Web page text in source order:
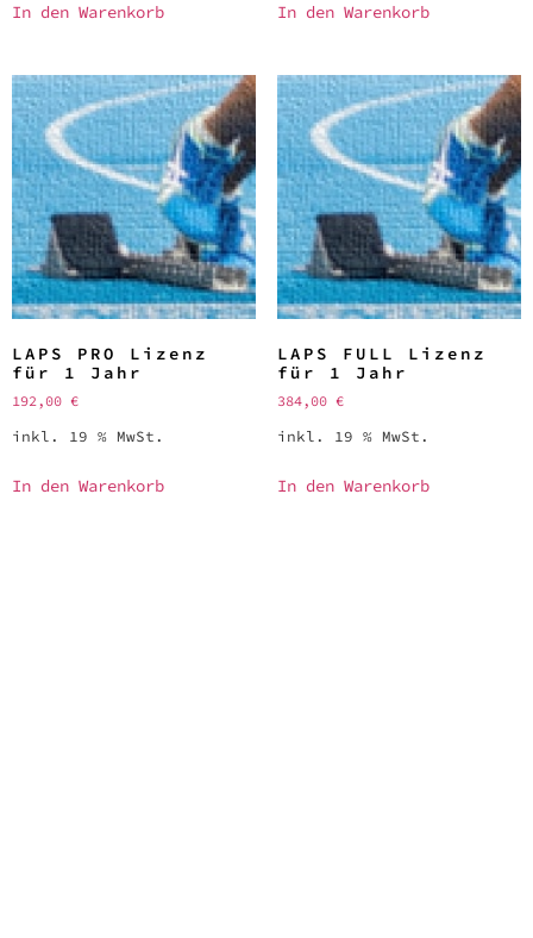
In den Warenkorb In den Warenkorb
LAPS PRO Lizenz
für 1 Jahr
192,00 €
inkl. 19 % MwSt.
In den Warenkorb
LAPS FULL Lizenz
für 1 Jahr
384,00 €
inkl. 19 % MwSt.
In den Warenkorb